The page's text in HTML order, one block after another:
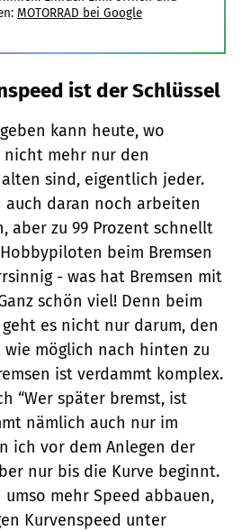
MOTORRAD bei Google
ist der Schlüssel
kann heute, wo
mehr nur den
sind, eigentlich jeder.
daran noch arbeiten
aber zu 99 Prozent schnellt
beim Bremsen
- was hat Bremsen mit
schön viel! Denn beim
es nicht nur darum, den
wie möglich nach hinten zu
ist verdammt komplex.
“Wer später bremst, ist
nämlich auch nur im
ich vor dem Anlegen der
nur bis die Kurve beginnt.
mehr Speed abbauen,
Kurvenspeed unter